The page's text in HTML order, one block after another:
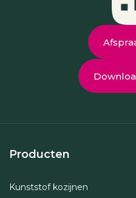
Producten
Kunststof kozijnen